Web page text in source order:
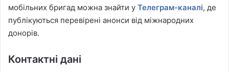
мобільних бригад можна знайти у Телеграм-каналі, де
публікуються перевірені анонси від міжнародних
донорів.
Контактні дані